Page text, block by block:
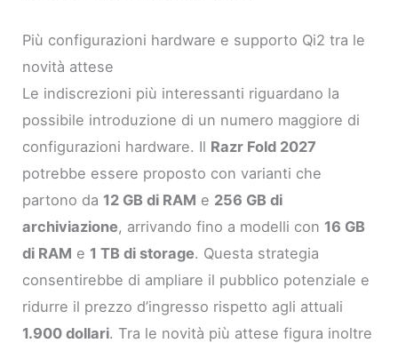
Più configurazioni hardware e supporto Qi2 tra le
novità attese
Le indiscrezioni più interessanti riguardano la
possibile introduzione di un numero maggiore di
configurazioni hardware. Il Razr Fold 2027
potrebbe essere proposto con varianti che
partono da 12 GB di RAM e 256 GB di
archiviazione, arrivando fino a modelli con 16 GB
di RAM e 1 TB di storage. Questa strategia
consentirebbe di ampliare il pubblico potenziale e
ridurre il prezzo d’ingresso rispetto agli attuali
1.900 dollari. Tra le novità più attese figura inoltre